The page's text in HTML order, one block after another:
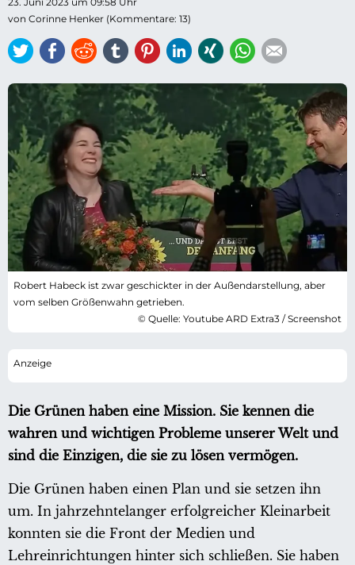
von Corinne Henker (Kommentare: 13)
TwitterFacebook
ReddittumblrPinterestLinkedIn
Xing WhatsApp
Robert Habeck ist zwar geschickter in der Außendarstellung, aber
vom selben Größenwahn getrieben.
© Quelle: Youtube ARD Extra3 / Screenshot
Die Grünen haben eine Mission. Sie kennen die
wahren und wichtigen Probleme unserer Welt und
sind die Einzigen, die sie zu lösen vermögen.
Die Grünen haben einen Plan und sie setzen ihn
um. In jahrzehntelanger erfolgreicher Kleinarbeit
konnten sie die Front der Medien und
Lehreinrichtungen hinter sich schließen. Sie haben